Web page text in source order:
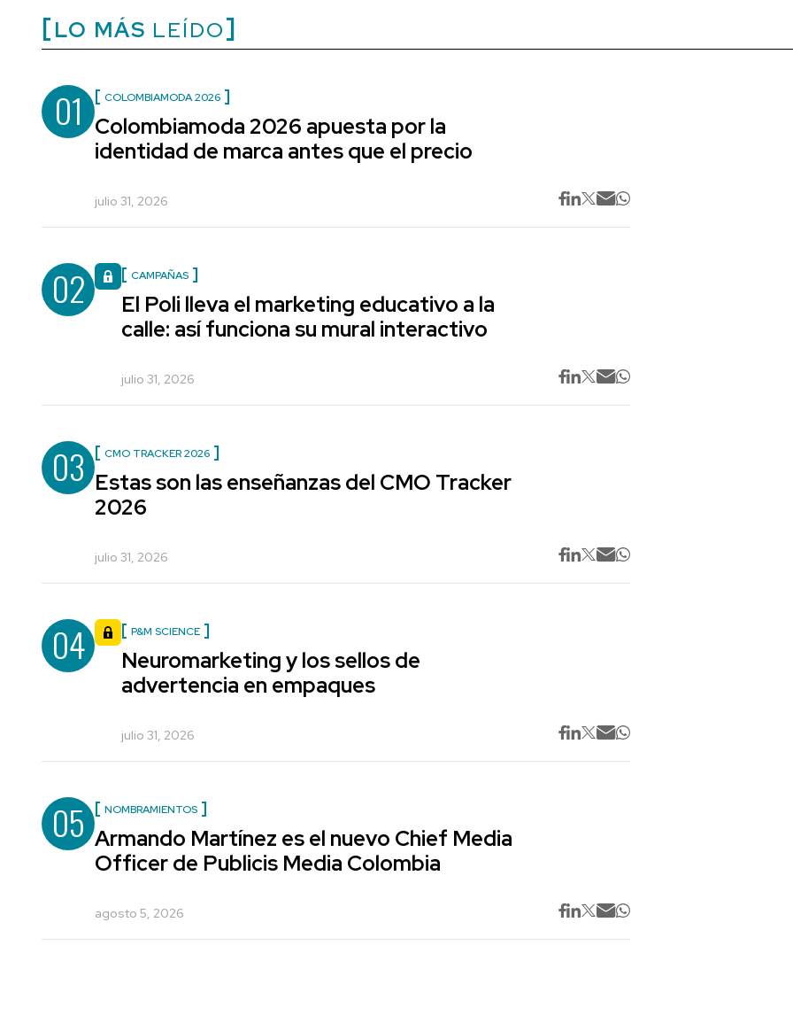
LO MÁS LEÍDO
01 COLOMBIAMODA 2026
Colombiamoda 2026 apuesta por la
identidad de marca antes que el precio
julio 31, 2026
02 CAMPAÑAS
El Poli lleva el marketing educativo a la
calle: así funciona su mural interactivo
julio 31, 2026
03 CMO TRACKER 2026
Estas son las enseñanzas del CMO Tracker
2026
julio 31, 2026
04 P&M SCIENCE
Neuromarketing y los sellos de
advertencia en empaques
julio 31, 2026
05 NOMBRAMIENTOS
Armando Martínez es el nuevo Chief Media
Officer de Publicis Media Colombia
agosto 5, 2026